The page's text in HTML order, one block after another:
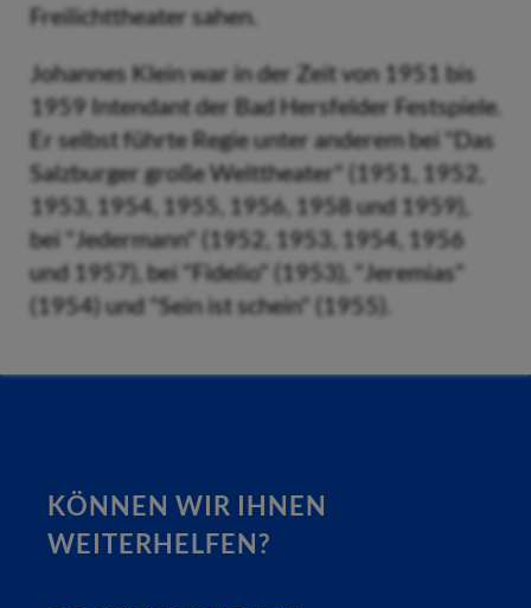
Freilichttheater sahen.
Johannes Klein war in der Zeit von 1951 bis
1959 Intendant der Bad Hersfelder Festspiele.
Er selbst führte Regie unter anderem bei "Das
Salzburger große Welttheater" (1951, 1952,
1953, 1954, 1955, 1956, 1958 und 1959),
bei "Jedermann" (1952, 1953, 1954, 1956
und 1957), bei "Fidelio" (1953), "Jeremias"
(1954) und "Sein ist schein" (1955).
KÖNNEN WIR IHNEN
WEITERHELFEN?